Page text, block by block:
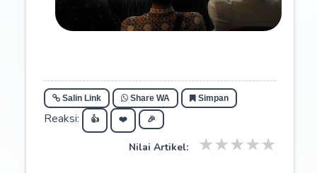
Salin Link Share WA Simpan
Reaksi: 👍 ❤️ 🎉
Nilai Artikel: ★
★
★
★
★